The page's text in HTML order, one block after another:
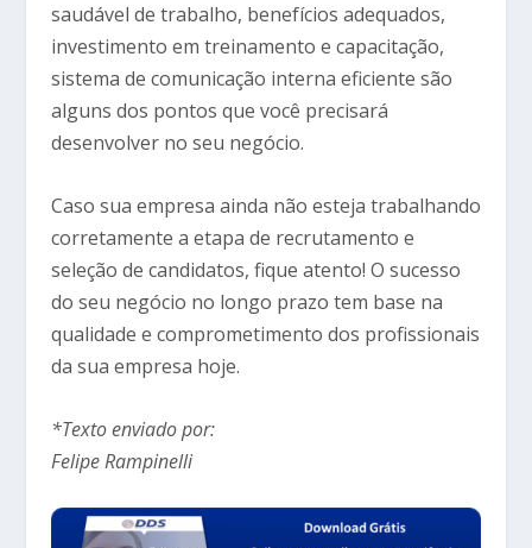
saudável de trabalho, benefícios adequados,
investimento em treinamento e capacitação,
sistema de comunicação interna eficiente são
alguns dos pontos que você precisará
desenvolver no seu negócio.
Caso sua empresa ainda não esteja trabalhando
corretamente a etapa de recrutamento e
seleção de candidatos, fique atento! O sucesso
do seu negócio no longo prazo tem base na
qualidade e comprometimento dos profissionais
da sua empresa hoje.
*Texto enviado por:
Felipe Rampinelli